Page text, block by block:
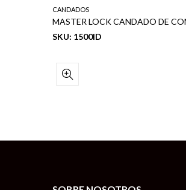
CANDADOS
SKU: 1500ID